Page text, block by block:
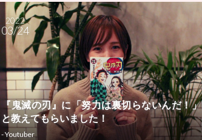
2022
03/24
『鬼滅の刃』に「努力は裏切らないんだ！」
と教えてもらいました！
- Youtuber